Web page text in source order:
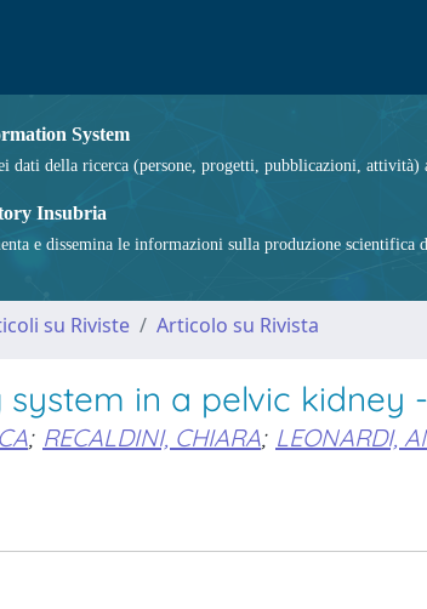
System
dati della ricerca (persone, progetti, pubblicazioni,
Insubria
e dissemina le informazioni sulla produzione
su Riviste Articolo su Rivista
system in a pelvic kidney
; RECALDINI, CHIARA; LEONARDI,